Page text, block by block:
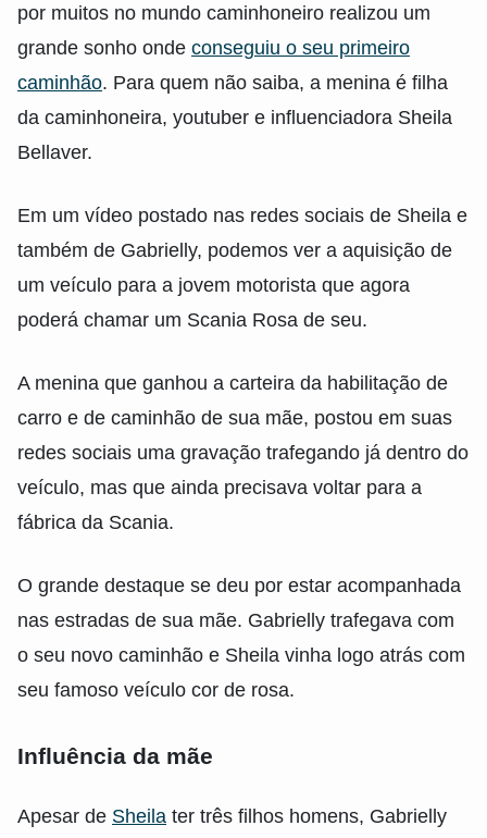
por muitos no mundo caminhoneiro realizou um
grande sonho onde conseguiu o seu primeiro
caminhão. Para quem não saiba, a menina é filha
da caminhoneira, youtuber e influenciadora Sheila
Bellaver.
Em um vídeo postado nas redes sociais de Sheila e
também de Gabrielly, podemos ver a aquisição de
um veículo para a jovem motorista que agora
poderá chamar um Scania Rosa de seu.
A menina que ganhou a carteira da habilitação de
carro e de caminhão de sua mãe, postou em suas
redes sociais uma gravação trafegando já dentro do
veículo, mas que ainda precisava voltar para a
fábrica da Scania.
O grande destaque se deu por estar acompanhada
nas estradas de sua mãe. Gabrielly trafegava com
o seu novo caminhão e Sheila vinha logo atrás com
seu famoso veículo cor de rosa.
Influência da mãe
Apesar de Sheila ter três filhos homens, Gabrielly